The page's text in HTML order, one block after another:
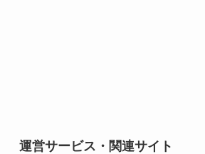
運営サービス・関連サイト